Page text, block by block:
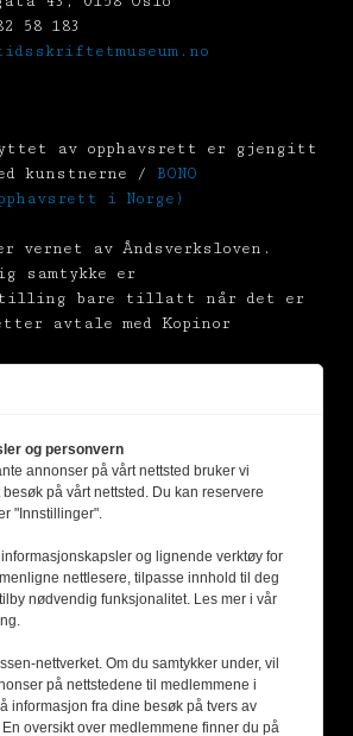
58 183
av opphavsrett er gjengitt
kunstnerne / BONO
i Norge)
vernet av Åndsverksloven.
samtykke er
bare tillatt når det er
avtale med Kopinor
og personvern
annonser på vårt nettsted bruker vi
på vårt nettsted. Du kan reservere
"Innstillinger".
og lignende verktøy for
nettlesere, tilpasse innhold til deg
nødvendig funksjonalitet. Les mer i vår
nettverket. Om du samtykker under, vil
på nettstedene til medlemmene i
informasjon fra dine besøk på tvers av
oversikt over medlemmene finner du på